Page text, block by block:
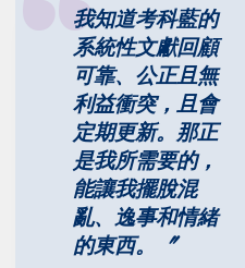
我知道考科藍的
系統性文獻回顧
可靠、公正且無
利益衝突，且會
定期更新。那正
是我所需要的，
能讓我擺脫混
亂、逸事和情緒
的東西。〞